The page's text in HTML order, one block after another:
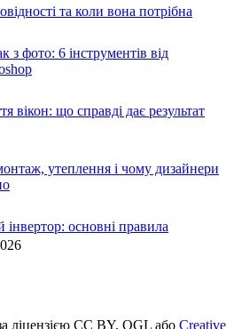
та коли вона потрібна
з фото: 6 інструментів від
вікон: що справді дає результат
утеплення і чому дизайнери
основні правила
ліцензією CC BY, OGL або Creative